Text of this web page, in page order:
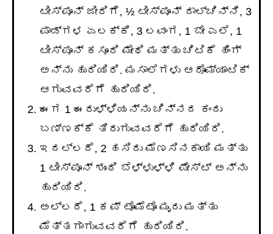
ಟೀಸ್ಪೂನ್ ಜೀರಿಗೆ, ½ ಟೀಸ್ಪೂನ್ ದಾಲ್ಚಿನ್ನಿ, 3
ಪಾಡ್ಗಳ ಏಲಕ್ಕಿ, 3 ಲವಂಗ, 1 ಬೇ ಎಲೆ, 1
ಟೀಸ್ಪೂನ್ ಕಸೂರಿ ಮೇಥಿ ಮತ್ತು ಚಿಟಿಕೆ ಹಿಂಗ್
ಅನ್ನು ಹುರಿಯಿರಿ. ಮಸಾಲೆಗಳು ಆರೊಮ್ಯಾಟಿಕ್
ಆಗುವವರೆಗೆ ಹುರಿಯಿರಿ.
ಈಗ 1 ಈರುಳ್ಳಿಯನ್ನು ಚಿನ್ನದ ಕಂದು
ಬಣ್ಣಕ್ಕೆ ತಿರುಗುವವರೆಗೆ ಹುರಿಯಿರಿ.
ಇದಲ್ಲದೆ, 2 ಹಸಿರು ಮೆಣಸಿನಕಾಯಿ ಮತ್ತು
1 ಟೀಸ್ಪೂನ್ ಶುಂಠಿ ಬೆಳ್ಳುಳ್ಳಿ ಪೇಸ್ಟ್ ಅನ್ನು
ಹುರಿಯಿರಿ.
ಅಲ್ಲದೆ, 1 ಕಪ್ ಟೊಮೆಟೊ ಮೃದು ಮತ್ತು
ಮೆತ್ತಗಾಗುವವರೆಗೆ ಹುರಿಯಿರಿ.